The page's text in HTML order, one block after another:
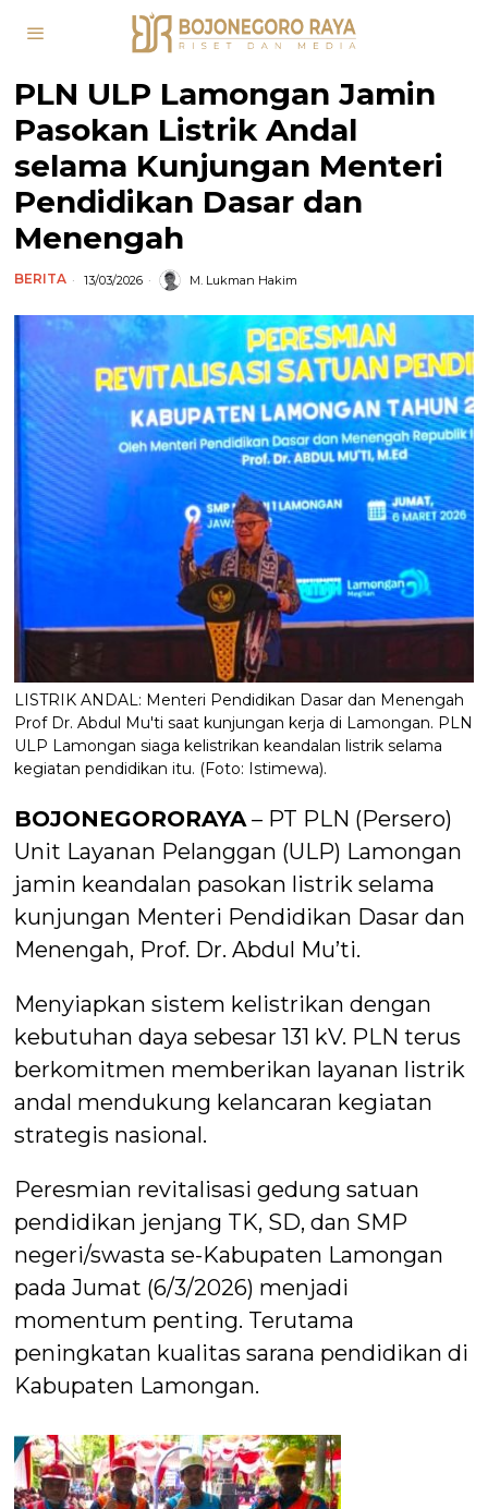
PLN ULP Lamongan Jamin
Pasokan Listrik Andal
selama Kunjungan Menteri
Pendidikan Dasar dan
Menengah
BERITA 13/03/2026 M. Lukman Hakim
LISTRIK ANDAL: Menteri Pendidikan Dasar dan Menengah
Prof Dr. Abdul Mu'ti saat kunjungan kerja di Lamongan. PLN
ULP Lamongan siaga kelistrikan keandalan listrik selama
kegiatan pendidikan itu. (Foto: Istimewa).
BOJONEGORORAYA– PT PLN (Persero)
Unit Layanan Pelanggan (ULP) Lamongan
jamin keandalan pasokan listrik selama
kunjungan Menteri Pendidikan Dasar dan
Menengah, Prof. Dr. Abdul Mu’ti.
Menyiapkan sistem kelistrikan dengan
kebutuhan daya sebesar 131 kV. PLN terus
berkomitmen memberikan layanan listrik
andal mendukung kelancaran kegiatan
strategis nasional.
Peresmian revitalisasi gedung satuan
pendidikan jenjang TK, SD, dan SMP
negeri/swasta se-Kabupaten Lamongan
pada Jumat (6/3/2026) menjadi
momentum penting. Terutama
peningkatan kualitas sarana pendidikan di
Kabupaten Lamongan.